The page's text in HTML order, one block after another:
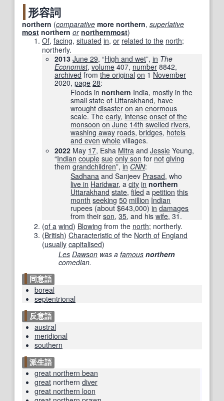
形容詞
northern (comparative more northern, superlative
most northern or northernmost)
Of, facing, situated in, or related to the north;
northerly.
2013 June 29, “High and wet”, in The
Economist‎, volume 407, number 8842,
archived from the original on 1 November
2020, page 28:
Floods in northern India, mostly in the
small state of Uttarakhand, have
wrought disaster on an enormous
scale. Theearly,intense onset of the
monsoon on June 14th swelled rivers,
washing away roads,bridges, hotels
and even whole villages.
2022 May 17, Esha Mitra and Jessie Yeung,
“Indian couple sue only son for not giving
them grandchildren”, in CNN‎:
Sadhana and Sanjeev Prasad, who
live in Haridwar, acity in northern
Uttarakhand state,filed apetition this
month seeking 50 million Indian
rupees (about $643,000)in damages
from theirson,35, and hiswife, 31.
(of a wind) Blowing from the north; northerly.
(British) Characteristic of the North of England
(usually capitalised)
Les Dawson was a famous northern
comedian.
同意語
boreal
septentrional
反意語
austral
meridional
southern
派生語
great northern bean
great northern diver
great northern loon